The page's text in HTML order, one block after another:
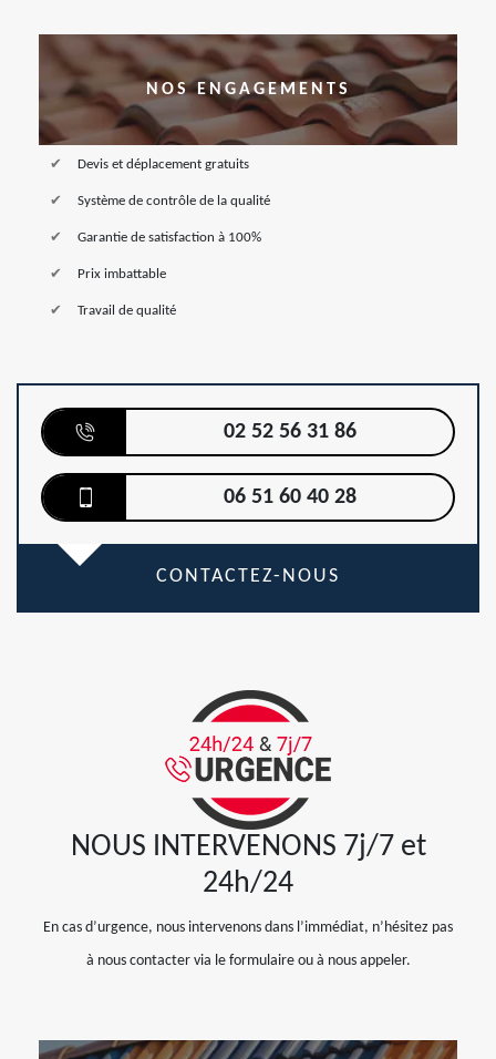
NOS ENGAGEMENTS
Devis et déplacement gratuits
Système de contrôle de la qualité
Garantie de satisfaction à 100%
Prix imbattable
Travail de qualité
02 52 56 31 86
06 51 60 40 28
CONTACTEZ-NOUS
NOUS INTERVENONS 7j/7 et
24h/24
En cas d’urgence, nous intervenons dans l’immédiat, n’hésitez pas
à nous contacter via le formulaire ou à nous appeler.